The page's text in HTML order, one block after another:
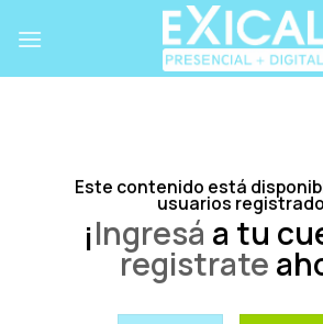
Este contenido está
usuarios
¡Ingresá a tu
registrate